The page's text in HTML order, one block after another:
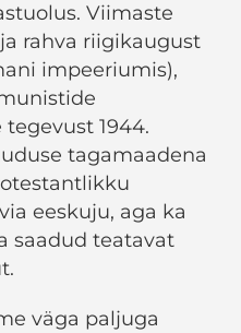
Viimaste
rahva riigikaugust
impeeriumis),
1944.
tagamaadena
eeskuju, aga ka
saadud teatavat
väga paljuga